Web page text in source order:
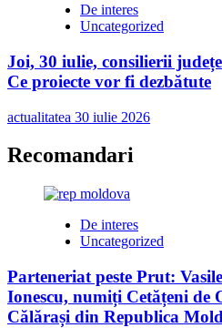
De interes
Uncategorized
Joi, 30 iulie, consilierii
Ce proiecte vor fi dezbătute
actualitatea 30 iulie 2026
Recomandari
De interes
Uncategorized
Parteneriat peste Prut:
Ionescu, numiți Cetățeni de
Călărași din Republica